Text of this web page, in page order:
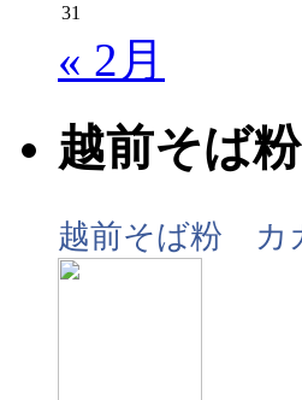
31
« 2月
越前そば
越前そば粉 カ